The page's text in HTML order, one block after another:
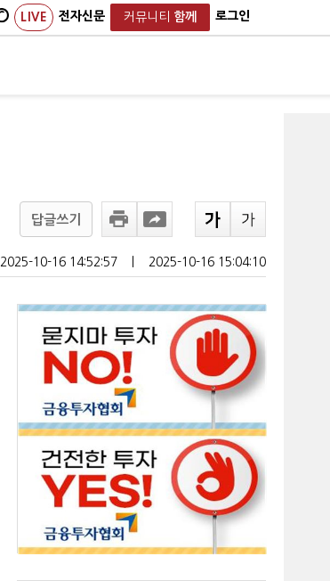
LIVE 전자신문 커뮤니티 함께 로그인
답글쓰기
2025-10-16 14:52:57 2025-10-16 15:04:10